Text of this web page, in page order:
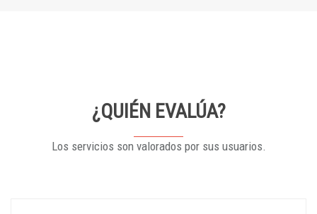
¿QUIÉN EVALÚA?
Los servicios son valorados por sus usuarios.